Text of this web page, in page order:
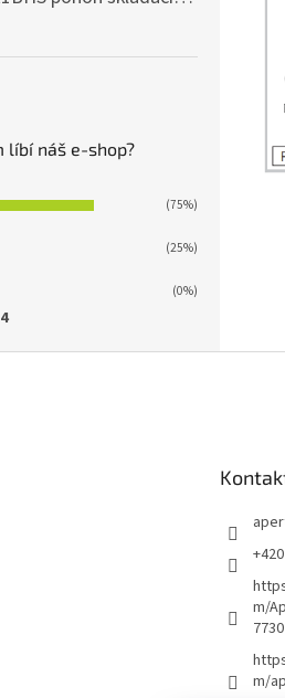
je 4 z 5 hvězdiček.
líbí náš e-shop?
(75%)
(25%)
(0%)
4
m/
7730
m/